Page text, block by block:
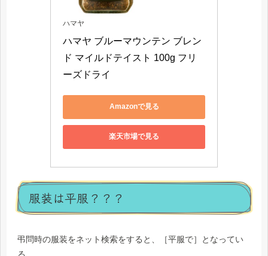
ハマヤ
ハマヤ ブルーマウンテン ブレン
ド マイルドテイスト 100g フリ
Amazonで見る
楽天市場で見る
服装は平服？？？
弔問時の服装をネット検索をすると、［平服で］となってい